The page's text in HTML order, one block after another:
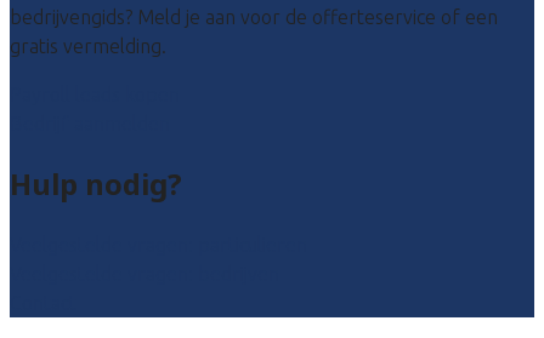
bedrijvengids? Meld je aan voor de offerteservice of een
gratis vermelding.
Hulp nodig?